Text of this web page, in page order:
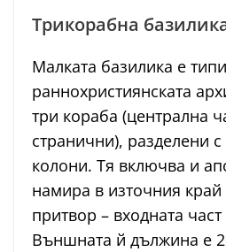
Трикорабна
Малката базилика е
раннохристиянската
три кораба (централна
странични), разделени
колони. Тя включва и
намира в източния край
притвор – входната
Външната й дължина е